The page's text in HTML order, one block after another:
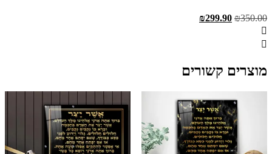
₪350.00
המחיר ₪299.90
מוצרים קשורים